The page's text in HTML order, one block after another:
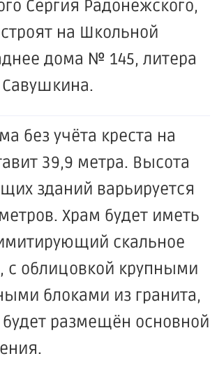
Сергия Радонежского,
на Школьной
дома № 145, литера
без учёта креста на
39,9 метра. Высота
зданий варьируется
Храм будет иметь
скальное
с облицовкой крупными
блоками из гранита,
размещён основной